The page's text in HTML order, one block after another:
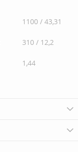
1100 / 43,31
310 / 12,2
1,44